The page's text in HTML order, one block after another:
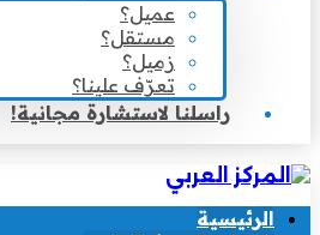
عميل؟
مستقل؟
زميل؟
تعرّف علينا؟
راسلنا لاستشارة مجانية!
الرئيسية